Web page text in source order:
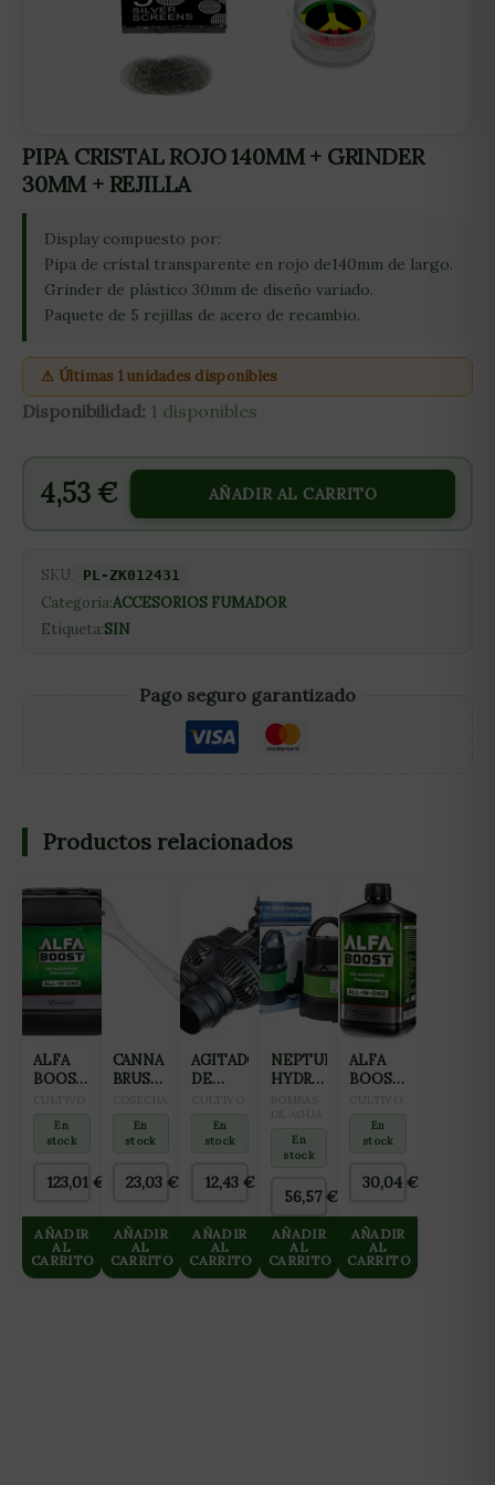
PIPA CRISTAL ROJO 140MM + GRINDER
30MM + REJILLA
Display compuesto por:
Pipa de cristal transparente en rojo de140mm de largo.
Grinder de plástico 30mm de diseño variado.
Paquete de 5 rejillas de acero de recambio.
⚠ Últimas 1 unidades disponibles
Disponibilidad: 1 disponibles
4,53 € AÑADIR AL CARRITO
SKU: PL-ZK012431
Categoría:ACCESORIOS FUMADOR
Etiqueta:SIN
Pago seguro garantizado
Productos relacionados
ALFA
BOOST
En
stock
123,01 €
AÑADIR
AL
CARRITO
CANNA
BRUSH
CORTE
En
stock
23,03 €
AÑADIR
AL
CARRITO
AGITADOR
DE
12W
6000L/H
ROTORES
(WAVE
NEPTUNE
HIDROPONICS
En
stock
12,43€
AÑADIR
AL
CARRITO
NEPTUNE
HYDROPONICS
NH-
11000
En
stock
56,57€
AÑADIR
AL
CARRITO
ALFA
BOOST
En
stock
30,04€
AÑADIR
AL
CARRITO